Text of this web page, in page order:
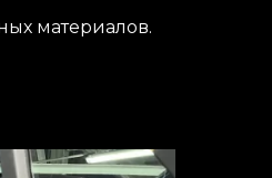
материалов.